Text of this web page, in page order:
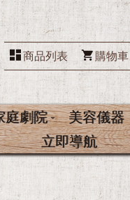
商品列表 購物車
庭劇院 美容儀器
立即導航